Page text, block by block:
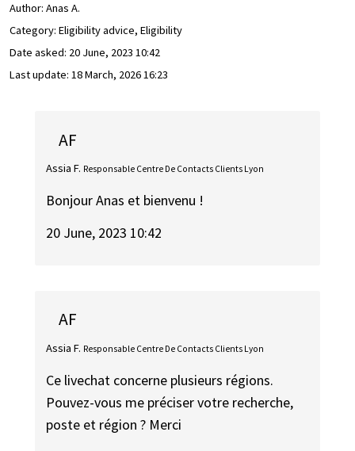
Author: Anas A.
Category: Eligibility advice, Eligibility
Date asked: 20 June, 2023 10:42
Last update: 18 March, 2026 16:23
AF
Assia F. Responsable Centre De Contacts Clients Lyon
Bonjour Anas et bienvenu !
20 June, 2023 10:42
AF
Assia F. Responsable Centre De Contacts Clients Lyon
Ce livechat concerne plusieurs régions.
Pouvez-vous me préciser votre recherche,
poste et région ? Merci